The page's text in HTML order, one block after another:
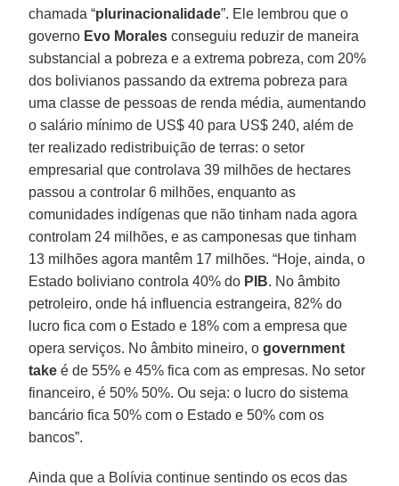
chamada “plurinacionalidade”. Ele lembrou que o
governo Evo Morales conseguiu reduzir de maneira
substancial a pobreza e a extrema pobreza, com 20%
dos bolivianos passando da extrema pobreza para
uma classe de pessoas de renda média, aumentando
o salário mínimo de US$ 40 para US$ 240, além de
ter realizado redistribuição de terras: o setor
empresarial que controlava 39 milhões de hectares
passou a controlar 6 milhões, enquanto as
comunidades indígenas que não tinham nada agora
controlam 24 milhões, e as camponesas que tinham
13 milhões agora mantêm 17 milhões. “Hoje, ainda, o
Estado boliviano controla 40% do PIB. No âmbito
petroleiro, onde há influencia estrangeira, 82% do
lucro fica com o Estado e 18% com a empresa que
opera serviços. No âmbito mineiro, ogovernment
take é de 55% e 45% fica com as empresas. No setor
financeiro, é 50% 50%. Ou seja: o lucro do sistema
bancário fica 50% com o Estado e 50% com os
bancos”.
Ainda que a Bolívia continue sentindo os ecos das